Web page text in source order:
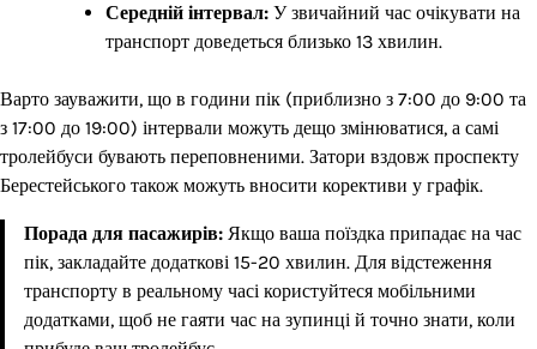
Середній інтервал: У звичайний час очікувати на
транспорт доведеться близько 13 хвилин.
Варто зауважити, що в години пік (приблизно з 7:00 до 9:00 та
з 17:00 до 19:00) інтервали можуть дещо змінюватися, а самі
тролейбуси бувають переповненими. Затори вздовж проспекту
Берестейського також можуть вносити корективи у графік.
Порада для пасажирів: Якщо ваша поїздка припадає на час
пік, закладайте додаткові 15-20 хвилин. Для відстеження
транспорту в реальному часі користуйтеся мобільними
додатками, щоб не гаяти час на зупинці й точно знати, коли